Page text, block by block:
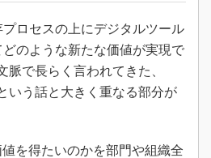
ロセスの上にデジタルツール
のような新たな価値が実現で
で長らく言われてきた、
いう話と大きく重なる部分が
を得たいのかを部門や組織全